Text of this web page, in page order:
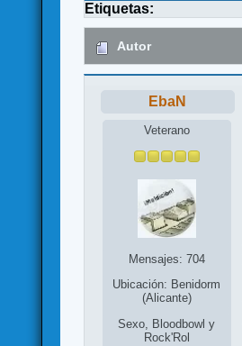
Etiquetas:
Autor
EbaN
Veterano
Mensajes: 704
Ubicación: Benidorm
(Alicante)
Sexo, Bloodbowl y
Rock'Rol